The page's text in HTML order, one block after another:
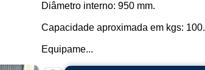
Diâmetro interno: 950 mm.
Capacidade aproximada em kgs: 100.
Equipame...